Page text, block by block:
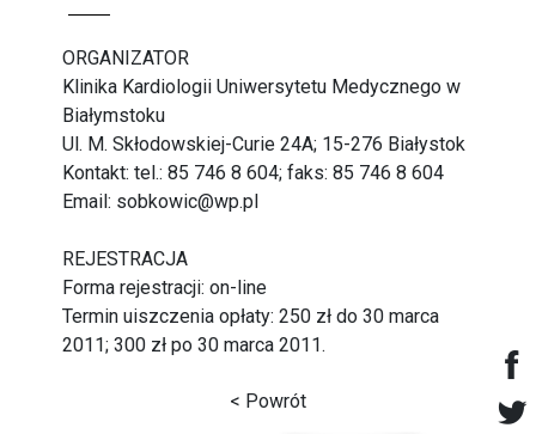
ORGANIZATOR
Klinika Kardiologii Uniwersytetu Medycznego w
Białymstoku
Ul. M. Skłodowskiej-Curie 24A; 15-276 Białystok
Kontakt: tel.: 85 746 8 604; faks: 85 746 8 604
Email: sobkowic@wp.pl
REJESTRACJA
Forma rejestracji: on-line
Termin uiszczenia opłaty: 250 zł do 30 marca
2011; 300 zł po 30 marca 2011.
< Powrót